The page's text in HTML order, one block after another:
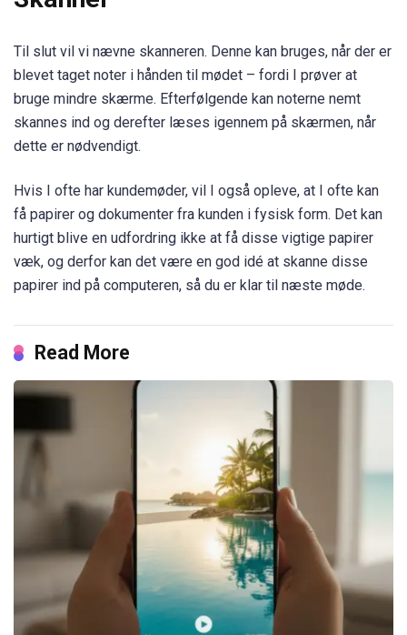
Til slut vil vi nævne skanneren. Denne kan bruges, når der er
blevet taget noter i hånden til mødet – fordi I prøver at
bruge mindre skærme. Efterfølgende kan noterne nemt
skannes ind og derefter læses igennem på skærmen, når
dette er nødvendigt.
Hvis I ofte har kundemøder, vil I også opleve, at I ofte kan
få papirer og dokumenter fra kunden i fysisk form. Det kan
hurtigt blive en udfordring ikke at få disse vigtige papirer
væk, og derfor kan det være en god idé at skanne disse
papirer ind på computeren, så du er klar til næste møde.
Read More